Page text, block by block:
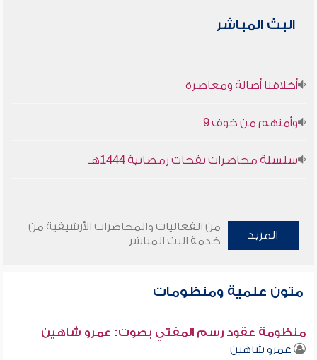
البث المباشر
أخلاقنا أصالة ومعاصرة
وأمنهم من خوف 9
سلسلة محاضرات نفحات رمضانية 1444هـ
المزيد
من الفعاليات والمحاضرات الأرشيفية من
خدمة البث المباشر
متون علمية ومنظومات
منظومة عقود رسم المفتي بصوت: عمرو شاهين
عمرو شاهين